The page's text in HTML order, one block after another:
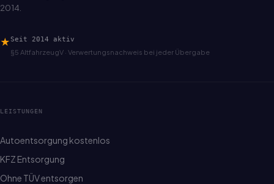
2014.
★ Seit 2014 aktiv
§5 AltfahrzeugV · Verwertungsnachweis bei jeder Übergabe
LEISTUNGEN
Autoentsorgung kostenlos
KFZ Entsorgung
Ohne TÜV entsorgen